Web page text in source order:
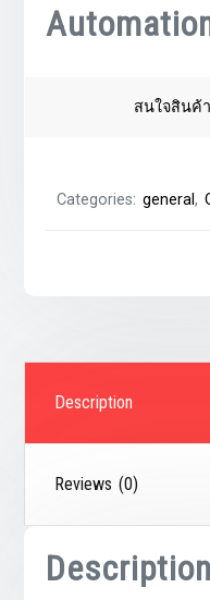
สนใจสินค้
Categories:general,
Description
Reviews (0)
Description